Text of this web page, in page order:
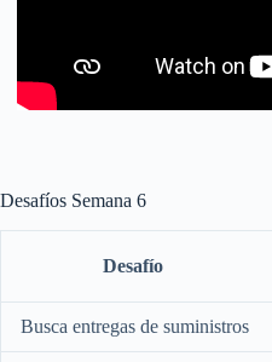
Desafíos Semana 6
Desafío
Busca entregas de suministros